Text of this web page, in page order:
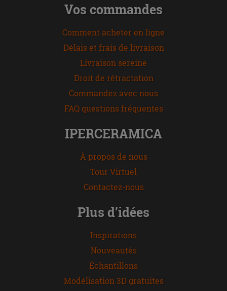
Vos commandes
Comment acheter en ligne
Délais et frais de livraison
Livraison sereine
Droit de rétractation
Commandez avec nous
FAQ questions fréquentes
IPERCERAMICA
À propos de nous
Tour Virtuel
Contactez-nous
Plus d’idées
Inspirations
Nouveautés
Échantillons
Modélisation 3D gratuites